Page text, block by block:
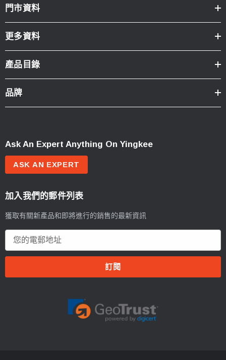
門市資料
更多資料
產品目錄
品牌
Ask An Expert Anything On Yingkee
ASK AN EXPERT
加入我們的郵件列表
獲取有關新產品和即將進行的銷售的最新資訊
郵